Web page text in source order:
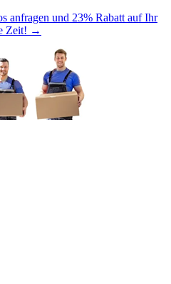
anfragen und 23% Rabatt auf Ihr
Zeit! →